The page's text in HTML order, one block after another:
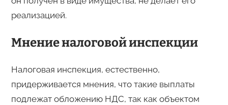
реализацией.
Мнение налоговой инспекции
Налоговая инспекция, естественно,
придерживается мнения, что такие выплаты
подлежат обложению НДС, так как объектом